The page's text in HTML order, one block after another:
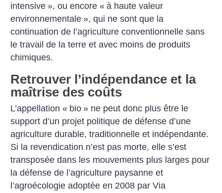
intensive », ou encore « à haute valeur
environnementale », qui ne sont que la
continuation de l’agriculture conventionnelle sans
le travail de la terre et avec moins de produits
chimiques.
Retrouver l’indépendance et la
maîtrise des coûts
L’appellation « bio » ne peut donc plus être le
support d’un projet politique de défense d’une
agriculture durable, traditionnelle et indépendante.
Si la revendication n’est pas morte, elle s’est
transposée dans les mouvements plus larges pour
la défense de l’agriculture paysanne et
l’agroécologie adoptée en 2008 par Via